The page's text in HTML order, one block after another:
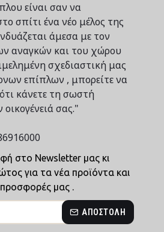
είναι σαν να
σπίτι ένα νέο μέλος της
άμεσα με τον
αναγκών και του χώρου
σχεδιαστική μας
επίπλων , μπορείτε να
κάνετε τη σωστή
οικογένειά σας."
στο Newsletter μας κι
για τα νέα προϊόντα και
προσφορές μας .
ΑΠΟΣΤΟΛΉ